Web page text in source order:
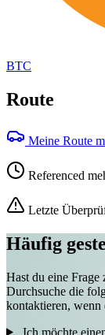
BTC
Route
Meine Route
Referenced
Letzte
Häufig
Hast du eine
Durchsuche die
kontaktieren,
Ich möchte